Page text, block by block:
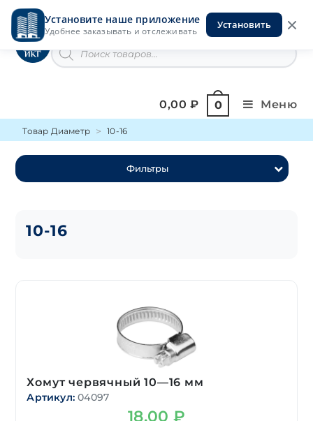
Установите наше приложение
Удобнее заказывать и отслеживать
Установить
Перейти
содержимомуИнструменты на Горской
товаров
0,00₽ 0 Меню
Товар Диаметр 10-16
Фильтры
10-16
Хомут червячный 10—16 мм
Артикул: 04097
18,00 ₽